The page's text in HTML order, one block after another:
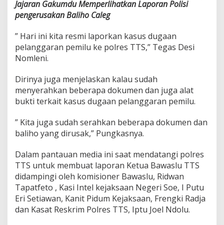
Jajaran Gakumdu Memperlihatkan Laporan Polisi
pengerusakan Baliho Caleg
” Hari ini kita resmi laporkan kasus dugaan
pelanggaran pemilu ke polres TTS,” Tegas Desi
Nomleni.
Dirinya juga menjelaskan kalau sudah
menyerahkan beberapa dokumen dan juga alat
bukti terkait kasus dugaan pelanggaran pemilu.
” Kita juga sudah serahkan beberapa dokumen dan
baliho yang dirusak,” Pungkasnya.
Dalam pantauan media ini saat mendatangi polres
TTS untuk membuat laporan Ketua Bawaslu TTS
didampingi oleh komisioner Bawaslu, Ridwan
Tapatfeto , Kasi Intel kejaksaan Negeri Soe, I Putu
Eri Setiawan, Kanit Pidum Kejaksaan, Frengki Radja
dan Kasat Reskrim Polres TTS, Iptu Joel Ndolu.